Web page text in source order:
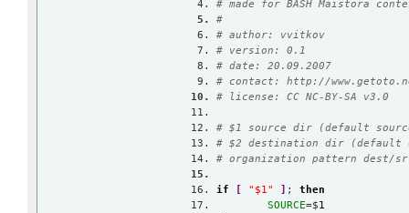
# made for BASH Maistora
#
# author: vvitkov
# version: 0.1
# date: 20.09.2007
# contact: http://
# license: CC NC-BY-SA v3.0
# $1 source dir (default
# $2 destination dir (default
# organization pattern dest/
if "$1" ; then
SOURCE=$1